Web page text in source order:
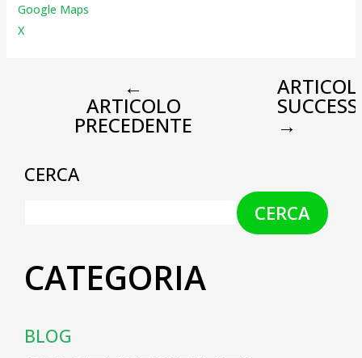
Google Maps
X
←
ARTICOLO
PRECEDENTE →
CERCA
CERCA
CATEGORIA
BLOG